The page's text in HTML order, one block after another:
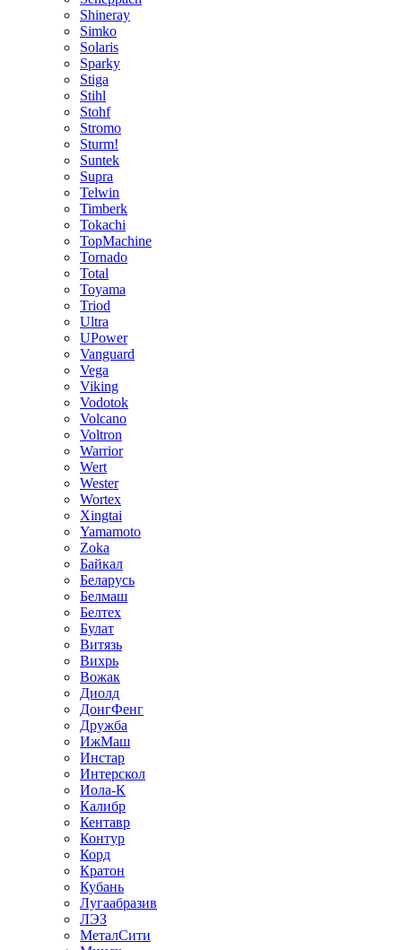
Shineray
Simko
Solaris
Sparky
Stiga
Stihl
Stohf
Stromo
Sturm!
Suntek
Supra
Telwin
Timberk
Tokachi
TopMachine
Tornado
Total
Toyama
Triod
Ultra
UPower
Vanguard
Vega
Viking
Vodotok
Volcano
Voltron
Warrior
Wert
Wester
Wortex
Xingtai
Yamamoto
Zoka
Байкал
Беларусь
Белмаш
Белтех
Булат
Витязь
Вихрь
Вожак
Диолд
ДонгФенг
Дружба
ИжМаш
Инстар
Интерскол
Иола-К
Калибр
Кентавр
Контур
Корд
Кратон
Кубань
Лугаабразив
ЛЭЗ
МеталСити